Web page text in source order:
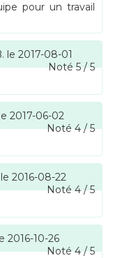
pour un travail
le 2017-08-01
Noté5/5
le 2017-06-02
Noté4/5
le 2016-08-22
Noté4/5
2016-10-26
Noté4/5